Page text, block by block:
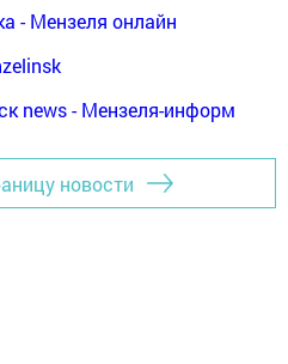
- Мензеля онлайн
news - Мензеля-информ
новости